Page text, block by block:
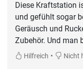
Diese Kraftstation
und gefühlt sogar
Geräusch und
Zubehör. Und man
Hilfreich • Nicht